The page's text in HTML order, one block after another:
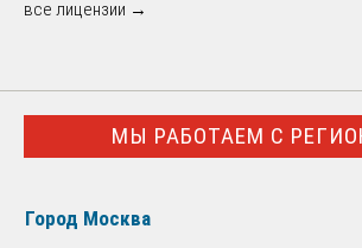
все лицензии →
МЫ РАБОТАЕМ С
Город Москва